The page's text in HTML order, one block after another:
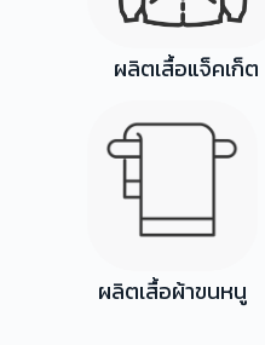
ผลิตเสื้อแจ็คเก็ต
ผลิตเสื้อผ้าขนหนู